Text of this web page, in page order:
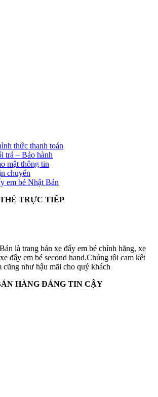
thức thanh toán
trả – Bảo hành
mật thông tin
chuyển
em bé Nhật Bản
TRỰC TIẾP
là trang bán xe đẩy em bé chính hãng, xe
đẩy em bé second hand.Chúng tôi cam kết
cũng như hậu mãi cho quý khách
HÀNG ĐÁNG TIN CẬY